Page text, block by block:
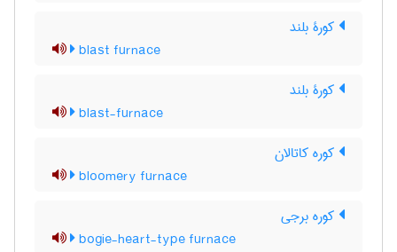
کورۀ بلند
blast furnace
کورۀ بلند
blast-furnace
کوره کاتالان
bloomery furnace
کوره برجی
bogie-heart-type furnace